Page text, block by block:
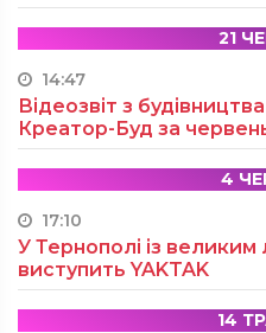
21
14:47
Відеозвіт з
Креатор-Буд за
4
17:10
У Тернополі із великим
виступить YAKTAK
14